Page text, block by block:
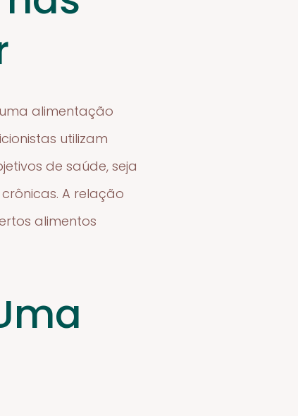
alimentação
utilizam
de saúde, seja
A relação
alimentos